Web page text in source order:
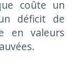
coûte un
déficit de
en valeurs